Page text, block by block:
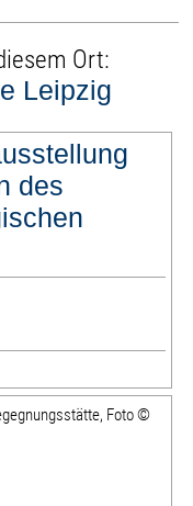
Ort:
Leipzig
des